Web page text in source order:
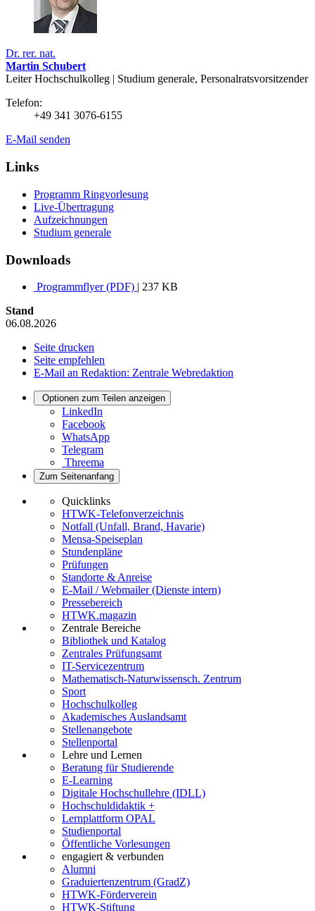
Dr. rer. nat.
Martin Schubert
Leiter Hochschulkolleg | Studium generale, Personalratsvorsitzender
Telefon:
+49 341 3076-6155
E-Mail senden
Links
Programm Ringvorlesung
Live-Übertragung
Aufzeichnungen
Studium generale
Downloads
Programmflyer (PDF) | 237 KB
Stand
06.08.2026
Seite drucken
Seite empfehlen
E-Mail an Redaktion: Zentrale Webredaktion
Optionen zum Teilen anzeigen
LinkedIn
Facebook
WhatsApp
Telegram
Threema
Zum Seitenanfang
Quicklinks
HTWK-Telefonverzeichnis
Notfall (Unfall, Brand, Havarie)
Mensa-Speiseplan
Stundenpläne
Prüfungen
Standorte & Anreise
E-Mail / Webmailer (Dienste intern)
Pressebereich
HTWK.magazin
Zentrale Bereiche
Bibliothek und Katalog
Zentrales Prüfungsamt
IT-Servicezentrum
Mathematisch-Naturwissensch. Zentrum
Sport
Hochschulkolleg
Akademisches Auslandsamt
Stellenangebote
Stellenportal
Lehre und Lernen
Beratung für Studierende
E-Learning
Digitale Hochschullehre (IDLL)
Hochschuldidaktik +
Lernplattform OPAL
Studienportal
Öffentliche Vorlesungen
engagiert & verbunden
Alumni
Graduiertenzentrum (GradZ)
HTWK-Förderverein
HTWK-Stiftung